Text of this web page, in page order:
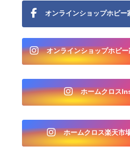
オンラインショップホビ
オンラインショップホビ
ホームクロス
ホームクロス楽天市